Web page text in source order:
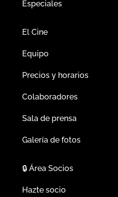
Especiales
El Cine
Equipo
Precios y horarios
Colaboradores
Sala de prensa
Galería de fotos
🔒Área Socios
Hazte socio